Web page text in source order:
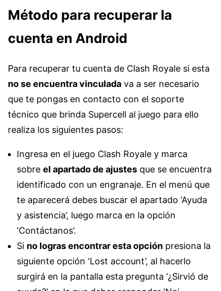
Método para recuperar la
cuenta en Android
Para recuperar tu cuenta de Clash Royale si esta
no se encuentra vinculada va a ser necesario
que te pongas en contacto con el soporte
técnico que brinda Supercell al juego para ello
realiza los siguientes pasos:
Ingresa en el juego Clash Royale y marca
sobre el apartado de ajustes que se encuentra
identificado con un engranaje. En el menú que
te aparecerá debes buscar el apartado ‘Ayuda
y asistencia’, luego marca en la opción
‘Contáctanos’.
Si no logras encontrar esta opción presiona la
siguiente opción ‘Lost account’, al hacerlo
surgirá en la pantalla esta pregunta ‘¿Sirvió de